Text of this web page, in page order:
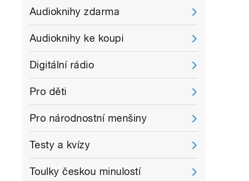
Audioknihy zdarma
Audioknihy ke koupi
Digitální rádio
Pro děti
Pro národnostní menšiny
Testy a kvízy
Toulky českou minulostí